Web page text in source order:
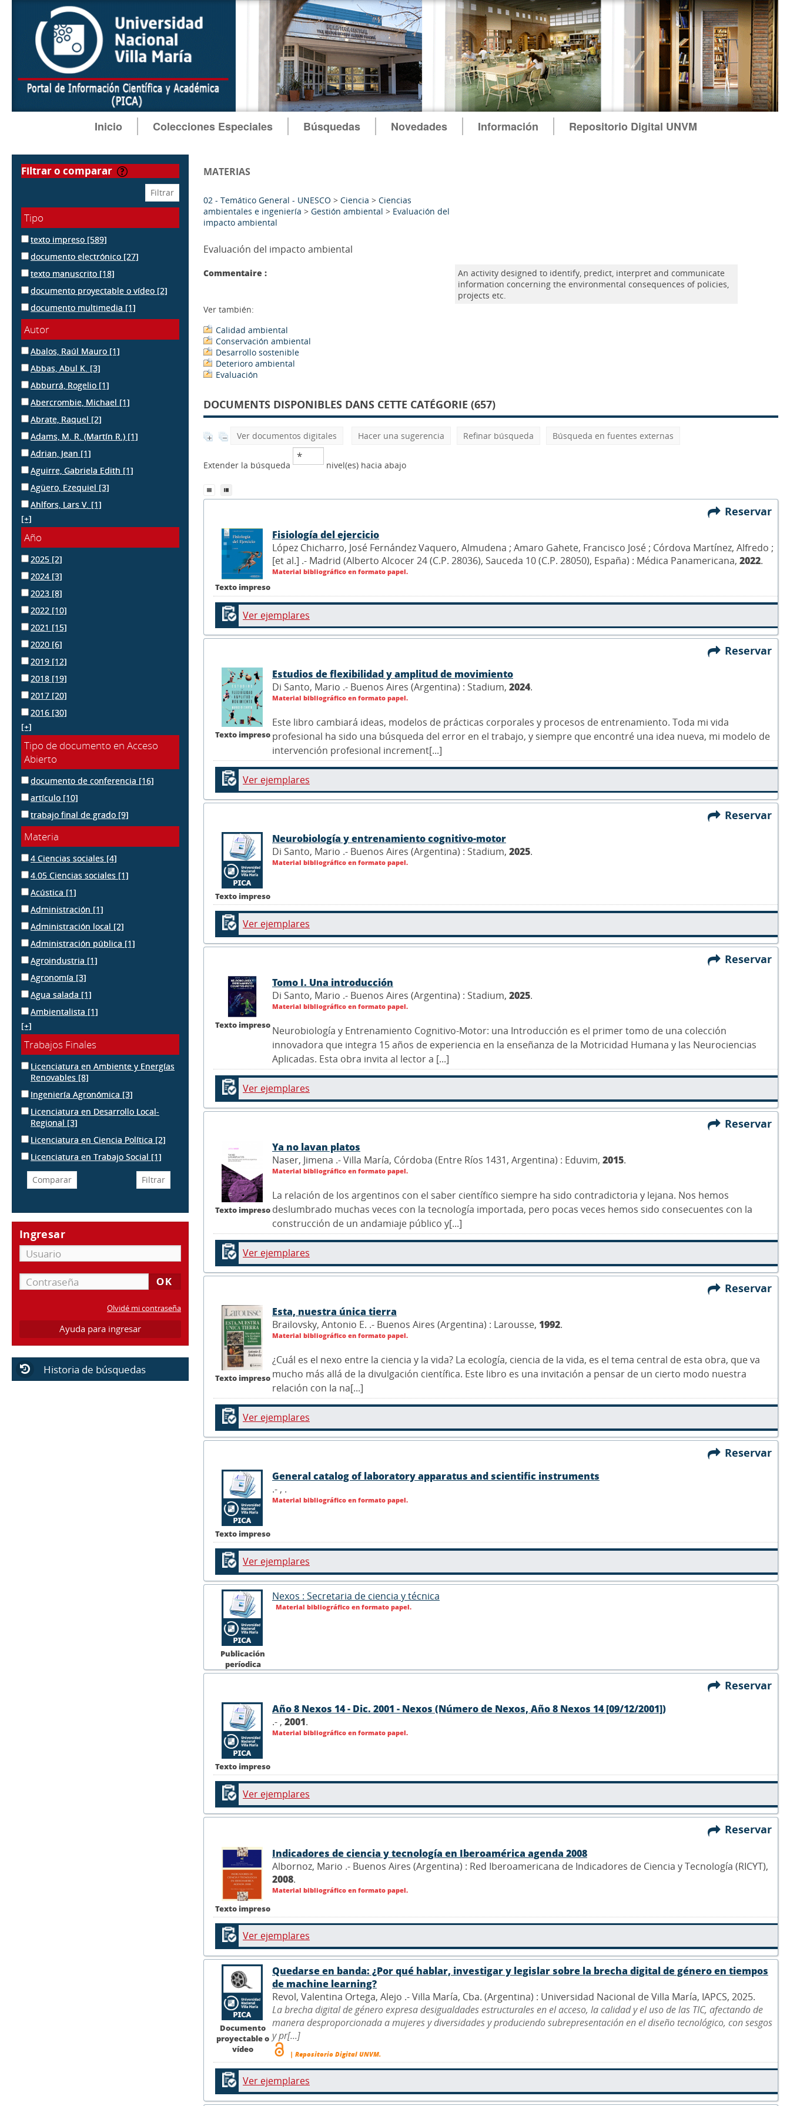
Inicio Colecciones Especiales Búsquedas Novedades Información Repositorio Digital UNVM
filtrar o comparar
Tipo
texto impreso [589]
documento electrónico [27]
texto manuscrito [18]
documento proyectable o vídeo [2]
documento multimedia [1]
Autor
Abalos, Raúl Mauro [1]
Abbas, Abul K. [3]
Abburrá, Rogelio [1]
Abercrombie, Michael [1]
Abrate, Raquel [2]
Adams, M. R. (Martín R.) [1]
Adrian, Jean [1]
Aguirre, Gabriela Edith [1]
Agüero, Ezequiel [3]
Ahlfors, Lars V. [1]
[+]
Año
2025 [2]
2024 [3]
2023 [8]
2022 [10]
2021 [15]
2020 [6]
2019 [12]
2018 [19]
2017 [20]
2016 [30]
[+]
Tipo de documento en Acceso
Abierto
documento de conferencia [16]
artículo [10]
trabajo final de grado [9]
Materia
4 Ciencias sociales [4]
4.05 Ciencias sociales [1]
Acústica [1]
Administración [1]
Administración local [2]
Administración pública [1]
Agroindustria [1]
Agronomía [3]
Agua salada [1]
Ambientalista [1]
[+]
Trabajos Finales
Licenciatura en Ambiente y Energías
Renovables [8]
Ingeniería Agronómica [3]
Licenciatura en Desarrollo Local-
Regional [3]
Licenciatura en Ciencia Política [2]
Licenciatura en Trabajo Social [1]
Ingresar
Olvidé mi contraseña
Ayuda para ingresar
Historia de búsquedas
MATERIAS
02 - Temático General - UNESCO > Ciencia > Ciencias
ambientales e ingeniería > Gestión ambiental > Evaluación del
impacto ambiental
Evaluación del impacto ambiental
Commentaire :
An activity designed to identify, predict, interpret and communicate
information concerning the environmental consequences of policies,
projects etc.
Ver también:
Calidad ambiental
Conservación ambiental
Desarrollo sostenible
Deterioro ambiental
Evaluación
DOCUMENTS DISPONIBLES DANS CETTE CATÉGORIE (657)
Ver documentos digitales Hacer una sugerencia Refinar búsqueda Búsqueda en fuentes externas
Extender la búsqueda nivel(es) hacia abajo
Reservar
Texto impreso
Fisiología del ejercicio
López Chicharro, José Fernández Vaquero, Almudena ; Amaro Gahete, Francisco José ; Córdova Martínez, Alfredo ;
[et al.] .- Madrid (Alberto Alcocer 24 (C.P. 28036), Sauceda 10 (C.P. 28050), España) : Médica Panamericana, 2022.
Material bibliográfico en formato papel.
Ver ejemplares
Reservar
Texto impreso
Estudios de flexibilidad y amplitud de movimiento
Di Santo, Mario .- Buenos Aires (Argentina) : Stadium, 2024.
Material bibliográfico en formato papel.
Este libro cambiará ideas, modelos de prácticas corporales y procesos de entrenamiento. Toda mi vida
profesional ha sido una búsqueda del error en el trabajo, y siempre que encontré una idea nueva, mi modelo de
intervención profesional increment[...]
Ver ejemplares
Reservar
Texto impreso
Neurobiología y entrenamiento cognitivo-motor
Di Santo, Mario .- Buenos Aires (Argentina) : Stadium, 2025.
Material bibliográfico en formato papel.
Ver ejemplares
Reservar
Texto impreso
Tomo I. Una introducción
Di Santo, Mario .- Buenos Aires (Argentina) : Stadium, 2025.
Material bibliográfico en formato papel.
Neurobiología y Entrenamiento Cognitivo-Motor: una Introducción es el primer tomo de una colección
innovadora que integra 15 años de experiencia en la enseñanza de la Motricidad Humana y las Neurociencias
Aplicadas. Esta obra invita al lector a [...]
Ver ejemplares
Reservar
Texto impreso
Ya no lavan platos
Naser, Jimena .- Villa María, Córdoba (Entre Ríos 1431, Argentina) : Eduvim, 2015.
Material bibliográfico en formato papel.
La relación de los argentinos con el saber científico siempre ha sido contradictoria y lejana. Nos hemos
deslumbrado muchas veces con la tecnología importada, pero pocas veces hemos sido consecuentes con la
construcción de un andamiaje público y[...]
Ver ejemplares
Reservar
Texto impreso
Esta, nuestra única tierra
Brailovsky, Antonio E. .- Buenos Aires (Argentina) : Larousse, 1992.
Material bibliográfico en formato papel.
¿Cuál es el nexo entre la ciencia y la vida? La ecología, ciencia de la vida, es el tema central de esta obra, que va
mucho más allá de la divulgación científica. Este libro es una invitación a pensar de un cierto modo nuestra
relación con la na[...]
Ver ejemplares
Reservar
Texto impreso
General catalog of laboratory apparatus and scientific instruments
.- , .
Material bibliográfico en formato papel.
Ver ejemplares
Publicación
períodica
Nexos : Secretaria de ciencia y técnica
Material bibliográfico en formato papel.
Reservar
Texto impreso
Año 8 Nexos 14 - Dic. 2001 - Nexos (Número de Nexos, Año 8 Nexos 14 [09/12/2001])
.- , 2001.
Material bibliográfico en formato papel.
Ver ejemplares
Reservar
Texto impreso
Indicadores de ciencia y tecnología en Iberoamérica agenda 2008
Albornoz, Mario .- Buenos Aires (Argentina) : Red Iberoamericana de Indicadores de Ciencia y Tecnología (RICYT),
2008.
Material bibliográfico en formato papel.
Ver ejemplares
Documento
proyectable o
vídeo
Quedarse en banda: ¿Por qué hablar, investigar y legislar sobre la brecha digital de género en tiempos
de machine learning?
Revol, Valentina Ortega, Alejo .- Villa María, Cba. (Argentina) : Universidad Nacional de Villa María, IAPCS, 2025.
La brecha digital de género expresa desigualdades estructurales en el acceso, la calidad y el uso de las TIC, afectando de
manera desproporcionada a mujeres y diversidades y produciendo subrepresentación en el diseño tecnológico, con sesgos
y pr[...]
| Repositorio Digital UNVM.
Ver ejemplares